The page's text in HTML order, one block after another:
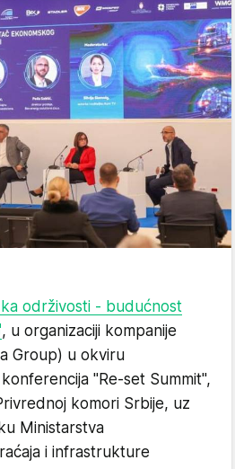
održivosti - budućnost
, u organizaciji kompanije
Group) u okviru
"Re-set Summit",
komori Srbije, uz
Ministarstva
i infrastrukture